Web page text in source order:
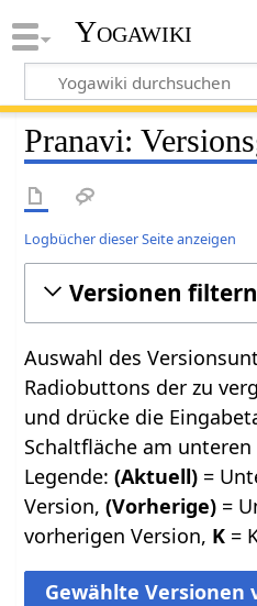
Yogawiki
Pranavi:
Logbücher dieser Seite anzeigen
Versionen filtern
Auswahl des
Radiobuttons der zu
und drücke die
Schaltfläche am unteren
Legende:(Aktuell) =
Version,(Vorherige) =
vorherigen Version, K =